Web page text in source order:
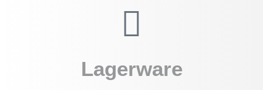
Lagerware